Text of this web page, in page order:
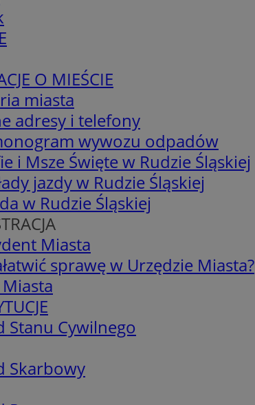
O MIEŚCIE
miasta
adresy i telefony
wywozu odpadów
i Msze Święte w Rudzie Śląskiej
jazdy w Rudzie Śląskiej
w Rudzie Śląskiej
Miasta
sprawę w Urzędzie Miasta?
Stanu Cywilnego
Skarbowy